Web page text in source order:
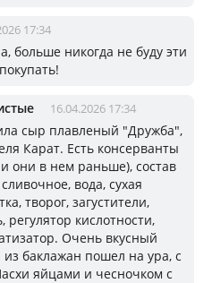
17:34
больше никогда не буду эти
16.04.2026 17:34
сыр плавленый "Дружба",
Карат. Есть консерванты
они в нем раньше), состав
вода, сухая
творог, загустители,
регулятор кислотности,
Очень вкусный
из баклажан пошел на ура, с
яйцами и чесночком с